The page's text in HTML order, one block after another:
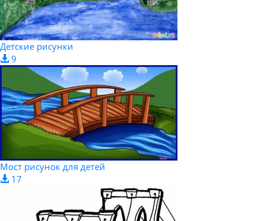
Детские рисунки
9
Мост рисунок для детей
17